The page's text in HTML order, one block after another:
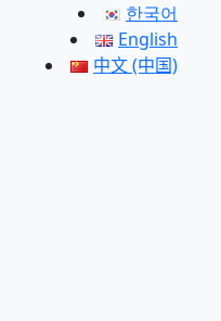
한국어
English
中文 (中国)